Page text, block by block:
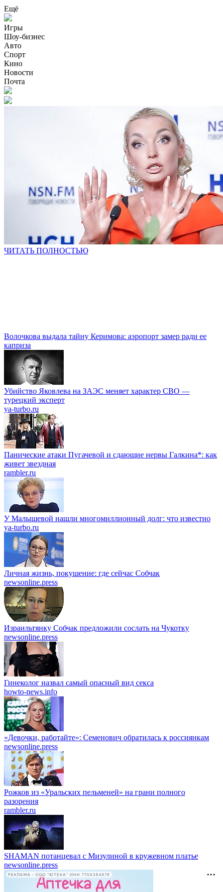
Ещё
Игры
Шоу-бизнес
Авто
Спорт
Кино
Новости
Почта
ЧИТАТЬ ПОЛНОСТЬЮ
Волочкова выдала тайну Керимова: аэропорт замер ради ее
каприза
Убийство Яковлева на ЗАЭС меняет характер СВО —
турецкий эксперт
ya-turbo.ru
Панические атаки Пугачевой и сдающие нервы Галкина*: как
живет звездная
rambler.ru
У Малышевой нашли многомиллионный долг: что известно
ya-turbo.ru
Личная жизнь, покушение: где сейчас Собчак
newsonline.press
Израильтянку Собчак предложили сослать на Чукотку
newsonline.press
Гинеколог назвал самый опасный вид секса
howto-news.info
«Девочки, работайте»: Семенович обратилась к россиянкам
newsonline.press
Рожков из «Уральских пельменей» на грани полного
разорения
rambler.ru
SHAMAN потанцевал с Мизулиной в кружевном платье
newsonline.press
РЕКЛАМА • ООО "ЮТЕКА" ИНН 7704384878